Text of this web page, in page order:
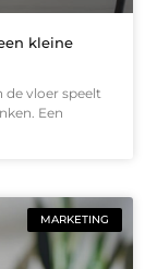
kleine
de vloer speelt
Een
MARKETING